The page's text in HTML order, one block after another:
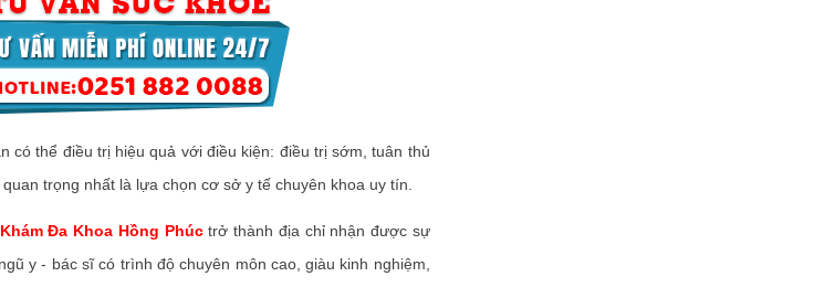
có thể điều trị hiệu quả với điều kiện: điều trị sớm, tuân thủ
trọng nhất là lựa chọn cơ sở y tế chuyên khoa uy tín.
Đa Khoa Hồng Phúc trở thành địa chỉ nhận được sự
y - bác sĩ có trình độ chuyên môn cao, giàu kinh nghiệm,